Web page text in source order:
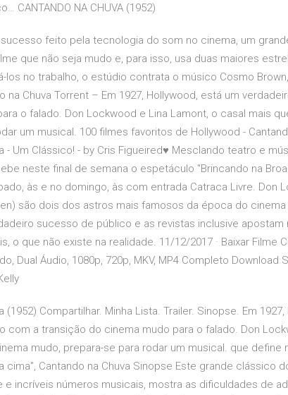
CANTANDO NA CHUVA (1952)
feito pela tecnologia do som no cinema, um
que não seja mudo e, para isso, usa duas maiores
los no trabalho, o estúdio contrata o músico Cosmo
na Chuva Torrent – Em 1927, Hollywood, está um
o falado. Don Lockwood e Lina Lamont, o casal mais
um musical. 100 filmes favoritos de Hollywood -
- Um Clássico! - by Cris Figueired♥ Mesclando teatro e
neste final de semana o espetáculo "Brincando na
às e no domingo, às com entrada Catraca Livre. Don
são dois dos astros mais famosos da época do
sucesso de público e as revistas inclusive apostam
o que não existe na realidade. 11/12/2017 · Baixar Filme
Dual Áudio, 1080p, 720p, MKV, MP4 Completo Download
(1952) Compartilhar. Minha Lista. Trailer. Sinopse. Em
com a transição do cinema mudo para o falado. Don
mudo, prepara-se para rodar um musical. que define
cima", Cantando na Chuva Sinopse Este grande clássico
e incríveis números musicais, mostra as dificuldades de